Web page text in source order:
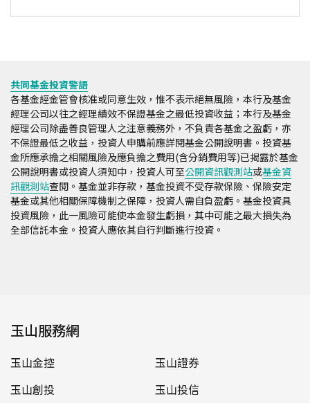
共同基金投資警語
各基金經金管會核准或同意生效，惟不表示絕無風險，本行及基金
經理公司以往之經理績效不保證基金之最低投資收益；本行及基金
經理公司除盡善良管理人之注意義務外，不負責各基金之盈虧，亦
不保證最低之收益，投資人申購前應詳閱基金公開說明書。投資基
金所應承擔之相關風險及應負擔之費用(含分銷費用等)已揭露於基金
公開說明書或投資人須知中，投資人可至公開資訊觀測站或基金資
訊觀測站查閱。基金並非存款，基金投資不受存款保險、保險安定
基金或其他相關保障機制之保障，投資人需自負盈虧。基金投資具
投資風險，此一風險可能使本金發生虧損，其中可能之最大損失為
全部信託本金。投資人應依其自行判斷進行投資。
玉山服務網
玉山金控
玉山證券
玉山創投
玉山投信